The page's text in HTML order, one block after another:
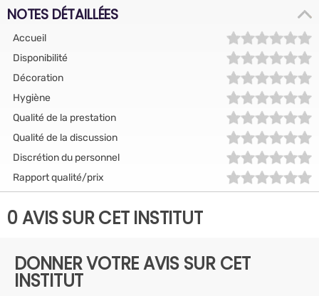
NOTES DÉTAILLÉES
Accueil
Disponibilité
Décoration
Hygiène
Qualité de la prestation
Qualité de la discussion
Discrétion du personnel
Rapport qualité/prix
0 AVIS SUR CET INSTITUT
DONNER VOTRE AVIS SUR CET
INSTITUT